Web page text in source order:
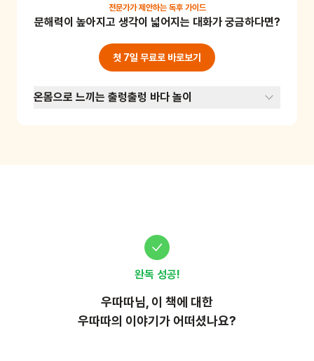
돛을 세워줍니다. 배 안에 내가 가지고 있을 때 가
장 기분 좋은 물건들을 담으며 자아존중감, 즉 나
를 소중하게 여기고 스스로 만족감을 느끼는 마음
을 튼튼하게 키워주세요.
전문가가 제안하는 독후 가이드
문해력이 높아지고 생각이 넓어지는 대화가 궁금하다면?
첫 7일 무료로 바로보기
온몸으로 느끼는 출렁출렁 바다 놀이
완독 성공!
우따따님, 이 책에 대한
우따따의 이야기가 어떠셨나요?